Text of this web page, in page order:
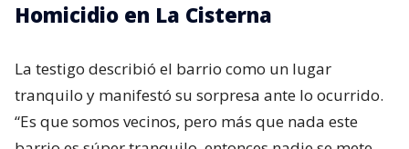
Homicidio en La Cisterna
La testigo describió el barrio como un lugar
tranquilo y manifestó su sorpresa ante lo ocurrido.
“Es que somos vecinos, pero más que nada este